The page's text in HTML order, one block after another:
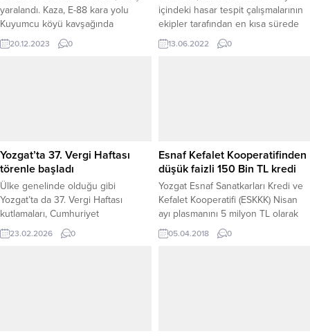
yaralandı. Kaza, E-88 kara yolu
Kuyumcu köyü kavşağında
meydana geldi.
20.12.2023 0
içindeki hasar tespit çalışmalarının
ekipler tarafından en kısa sürede
tamamlanacağını söyledi.
13.06.2022 0
Yozgat’ta 37. Vergi Haftası
törenle başladı
Ülke genelinde olduğu gibi
Yozgat’ta da 37. Vergi Haftası
kutlamaları, Cumhuriyet
Meydanı’nda bulunan Atatürk
Anıtı’na çelenk sunulmasıyla
23.02.2026 0
Esnaf Kefalet Kooperatifinden
düşük faizli 150 Bin TL kredi
Yozgat Esnaf Sanatkarları Kredi ve
Kefalet Kooperatifi (ESKKK) Nisan
ayı plasmanını 5 milyon TL olarak
belirleyerek, esnaf ve sanatkarlara
düşük faizli 150 bin liraya kadar
05.04.2018 0